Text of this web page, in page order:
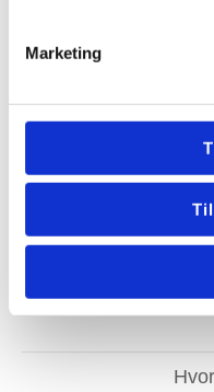
Marketing